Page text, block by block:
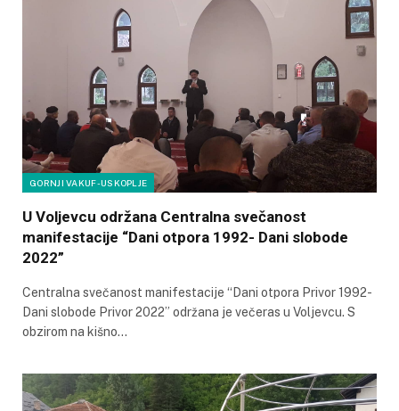
GORNJI VAKUF-USKOPLJE
U Voljevcu održana Centralna svečanost
manifestacije “Dani otpora 1992- Dani slobode
2022”
Centralna svečanost manifestacije “Dani otpora Privor 1992-
Dani slobode Privor 2022” održana je večeras u Voljevcu. S
obzirom na kišno…